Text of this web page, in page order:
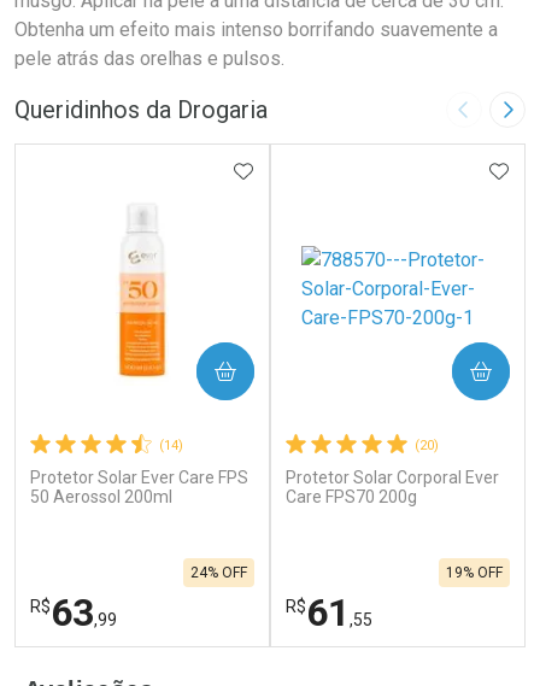
Obtenha um efeito mais intenso borrifando suavemente a
pele atrás das orelhas e pulsos.
Queridinhos da Drogaria Imagem
(14)
Protetor Solar Ever Care FPS
50 Aerossol 200ml
R$63,99
24% OFF
ADICIONAR AOS FAVORITOS
COMPRAR
(20)
Protetor Solar Corporal Ever
Care FPS70 200g
R$61 ,55
19% OFF
COMPRAR